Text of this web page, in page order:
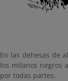
En las dehesas de
los milanos negros
por todas partes.